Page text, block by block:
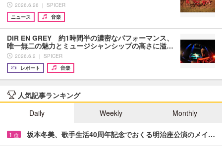
2026.6.26 ｜ SPICER
ニュース
音楽
DIR EN GREY 約1時間半の濃密なパフォーマンス、
唯一無二の魅力とミュージシャンシップの高さに溢…
2026.6.2 ｜ SPICER
レポート
音楽
人気記事ランキング
Daily
Weekly Monthly
1 位 坂本冬美、歌手生活40周年記念でおくる明治座公演のメイ…